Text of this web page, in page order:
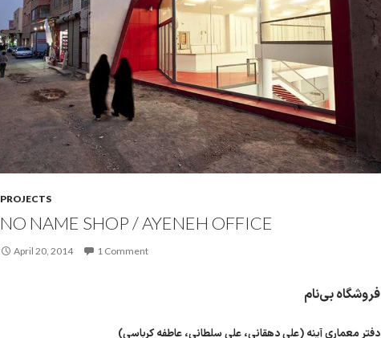
PROJECTS
NO NAME SHOP / AYENEH OFFICE
April 20, 2014 1 Comment
فروشگاه بی‌نام
دفتر معماری آینه (علی دهقانی، علی سلطانی، عاطفه کرباسی)